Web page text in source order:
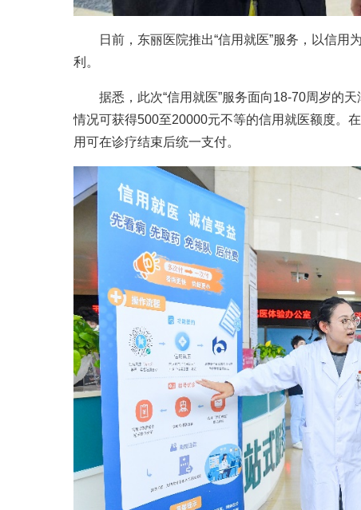
日前，东丽医院推出“信用就医”服务，以信用
利。
据悉，此次“信用就医”服务面向18-70周岁的天
情况可获得500至20000元不等的信用就医额度。
用可在诊疗结束后统一支付。